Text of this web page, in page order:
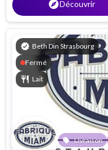
explorerDécouvrir
verified Beth Din Strasbourg
Fermé
restaurant Lait
local_offer Livraison